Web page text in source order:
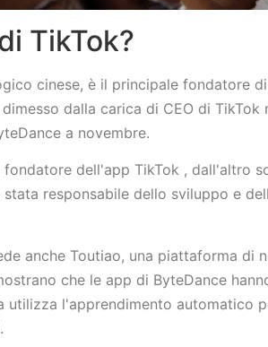
TikTok?
cinese, è il principale fondatore
dalla carica di CEO di TikTok
a novembre.
dell'app TikTok , dall'altro
responsabile dello sviluppo e
anche Toutiao, una piattaforma di
che le app di ByteDance
utilizza l'apprendimento automatico